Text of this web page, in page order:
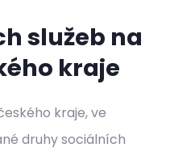
služeb na
kraje
kraje, ve
druhy sociálních